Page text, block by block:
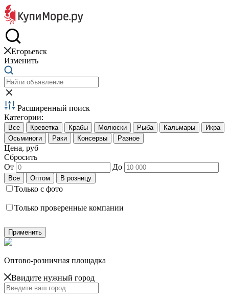
Егорьевск
Изменить
Расширенный поиск
Категории:
Цена, руб
Сбросить
От
До
Только с фото
Только проверенные компании
Оптово-розничная площадка
Ввидите нужный город